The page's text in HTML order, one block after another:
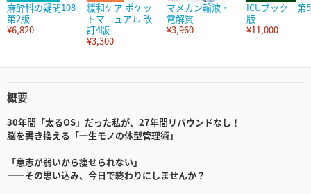
麻酔科の疑問108
第2版
¥6,820
緩和ケア ポケッ
トマニュアル 改
訂4版
¥3,300
マメカン輸液・
電解質
¥3,960
ICUブック 第5
版
¥11,000
概要
30年間「太るOS」だった私が、27年間リバウンドなし！
脳を書き換える「一生モノの体型管理術」
「意志が弱いから痩せられない」
――その思い込み、今日で終わりにしませんか？